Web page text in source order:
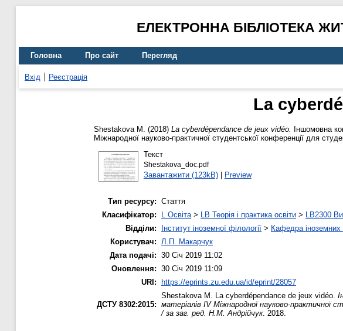
ЕЛЕКТРОННА БІБЛІОТЕКА
Головна Про сайт Перегляд
Вхід Реєстрація
La
Shestakova M. (2018) La cyberdépendance de jeux vidéo.
Іншомовна
Міжнародної науково-практичної студентської конференції для
Текст
Shestakova_doc.pdf
Завантажити (123kB)| Preview
Тип ресурсу: Стаття
Класифікатор:
L Освіта> LB Теорія і практика освіти > LB2300
Відділи:
Інститут іноземної філології > Кафедра іноземних
Користувач: Л.П. Макарчук
Дата подачі: 30 Січ 2019 11:02
Оновлення: 30 Січ 2019 11:09
URI:
https://eprints.zu.edu.ua/id/eprint/28057
ДСТУ 8302:2015:
Shestakova M. La cyberdépendance de jeux vidéo.
матеріалів ІV Міжнародної науково-практичної
/ за заг. ред. Н.М. Андрійчук. 2018.